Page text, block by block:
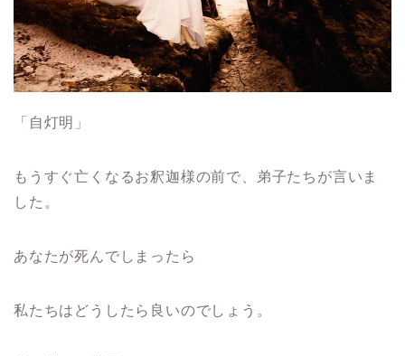
「自灯明」
もうすぐ亡くなるお釈迦様の前で、弟子たちが言いま
した。
あなたが死んでしまったら
私たちはどうしたら良いのでしょう。